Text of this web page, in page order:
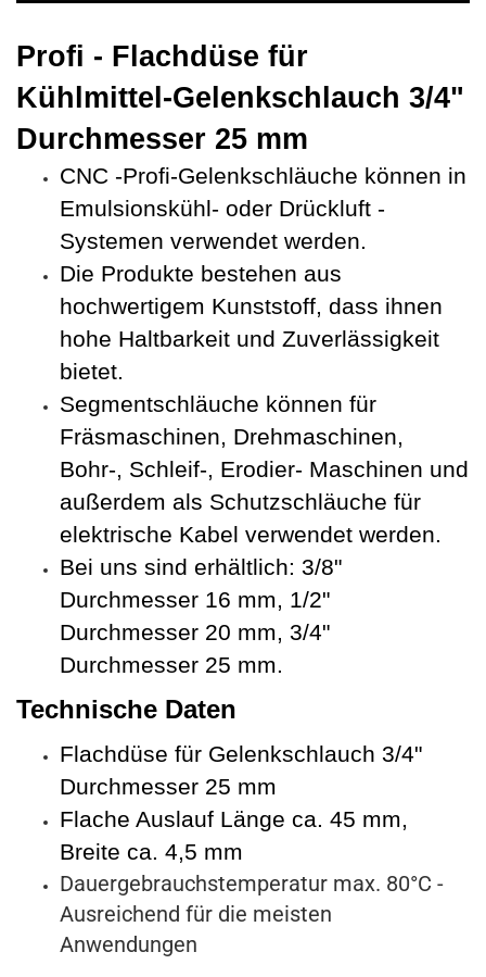
Profi - Flachdüse für
Kühlmittel-Gelenkschlauch 3/4"
Durchmesser 25 mm
CNC -Profi-Gelenkschläuche können in
Emulsionskühl- oder Drückluft -
Systemen verwendet werden.
Die Produkte bestehen aus
hochwertigem Kunststoff, dass ihnen
hohe Haltbarkeit und Zuverlässigkeit
bietet.
Segmentschläuche können für
Fräsmaschinen, Drehmaschinen,
Bohr-, Schleif-, Erodier- Maschinen und
außerdem als Schutzschläuche für
elektrische Kabel verwendet werden.
Bei uns sind erhältlich: 3/8"
Durchmesser 16 mm, 1/2"
Durchmesser 20 mm, 3/4"
Durchmesser 25 mm.
Technische Daten
Flachdüse für Gelenkschlauch 3/4"
Durchmesser 25 mm
Flache Auslauf Länge ca. 45 mm,
Breite ca. 4,5 mm
Dauergebrauchstemperatur max. 80°C -
Ausreichend für die meisten
Anwendungen